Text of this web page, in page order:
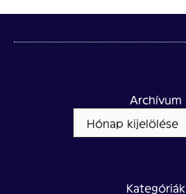
Archívum
Kategóriák